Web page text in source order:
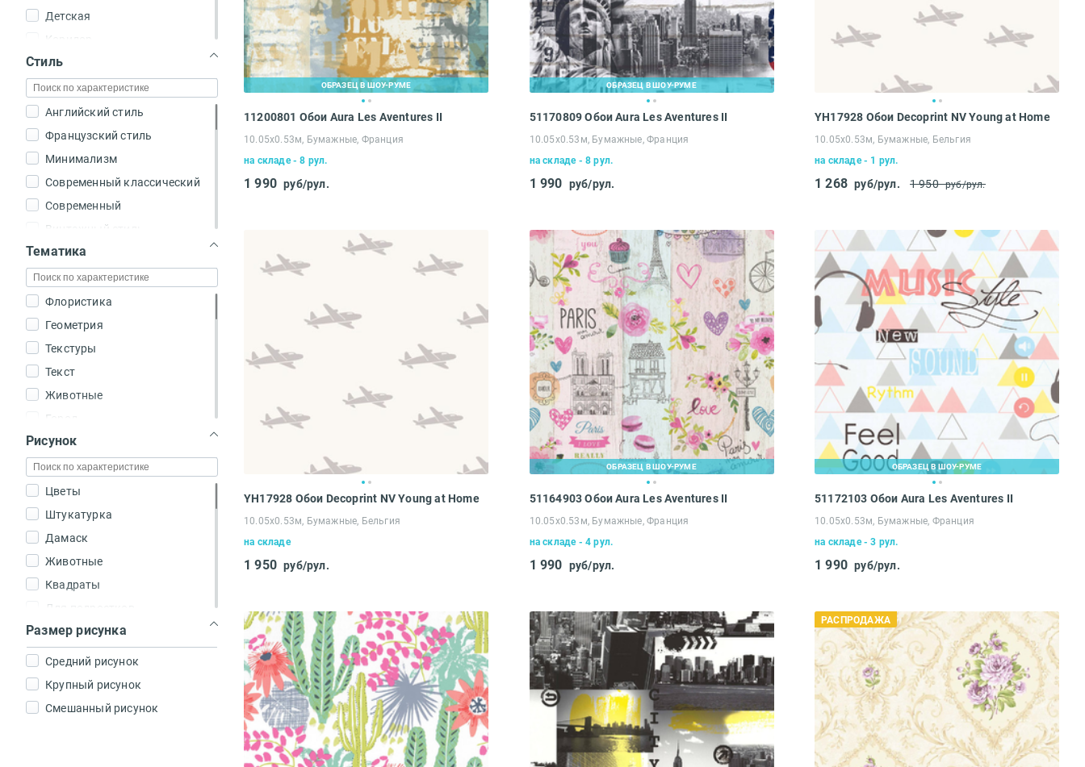
Детская
Коридор
Офис
Зал
Зона отдыха
Коттедж
Загородный дом
Кабинет
Холл
Столовая
Стиль
Английский стиль
Французский стиль
Минимализм
Современный классический
Современный
Винтажный стиль
Модерн
Романтизм
Неоклассика
Шебби шик
Молодёжный стиль
Тематика
Флористика
Геометрия
Текстуры
Текст
Животные
Город
Для детей и подростков
Морская
Транспорт
Рисунок
Цветы
Штукатурка
Дамаск
Животные
Квадраты
Для подростков
Город
Марки и карты
Нью-Йорк
Париж
Размер рисунка
Средний рисунок
Крупный рисунок
Смешанный рисунок
ОБРАЗЕЦ В ШОУ-РУМЕ
11200801 Обои Aura Les Aventures II
10.05х0.53м, Бумажные, Франция
на складе - 8 рул.
1 990 руб/рул.
ОБРАЗЕЦ В ШОУ-РУМЕ
51170809 Обои Aura Les Aventures II
10.05х0.53м, Бумажные, Франция
на складе - 8 рул.
1 990 руб/рул.
YH17928 Обои Decoprint NV Young at Home
10.05х0.53м, Бумажные, Бельгия
на складе - 1 рул.
1 268 руб/рул. 1 950 руб/рул.
YH17928 Обои Decoprint NV Young at Home
10.05х0.53м, Бумажные, Бельгия
на складе
1 950 руб/рул.
ОБРАЗЕЦ В ШОУ-РУМЕ
51164903 Обои Aura Les Aventures II
10.05х0.53м, Бумажные, Франция
на складе - 4 рул.
1 990 руб/рул.
ОБРАЗЕЦ В ШОУ-РУМЕ
51172103 Обои Aura Les Aventures II
10.05х0.53м, Бумажные, Франция
на складе - 3 рул.
1 990 руб/рул.
РАСПРОДАЖА
Вам понравился сайт?*
Введите код*
Пропустить Отправить